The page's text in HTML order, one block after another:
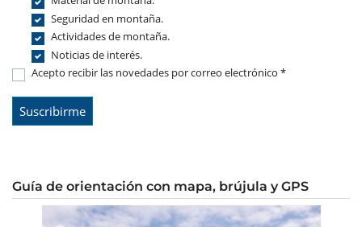
Seguridad en montaña.
Actividades de montaña.
Noticias de interés.
Acepto recibir las novedades por correo electrónico *
Guía de orientación con mapa, brújula y GPS